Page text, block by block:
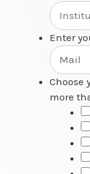
Enter
Choose
more